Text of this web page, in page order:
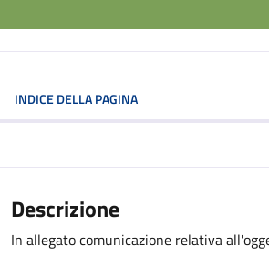
INDICE DELLA PAGINA
Descrizione
In allegato comunicazione relativa